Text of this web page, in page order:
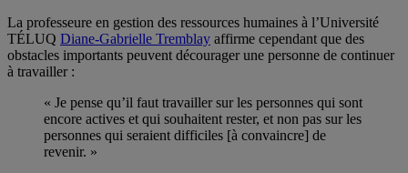
La professeure en gestion des ressources humaines à l’Université
TÉLUQ Diane-Gabrielle Tremblay affirme cependant que des
obstacles importants peuvent décourager une personne de continuer
à travailler :
« Je pense qu’il faut travailler sur les personnes qui sont
encore actives et qui souhaitent rester, et non pas sur les
personnes qui seraient difficiles [à convaincre] de
revenir. »